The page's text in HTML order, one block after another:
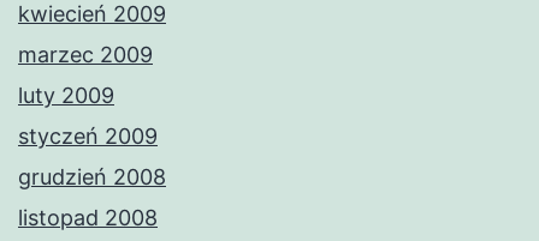
kwiecień 2009
marzec 2009
luty 2009
styczeń 2009
grudzień 2008
listopad 2008